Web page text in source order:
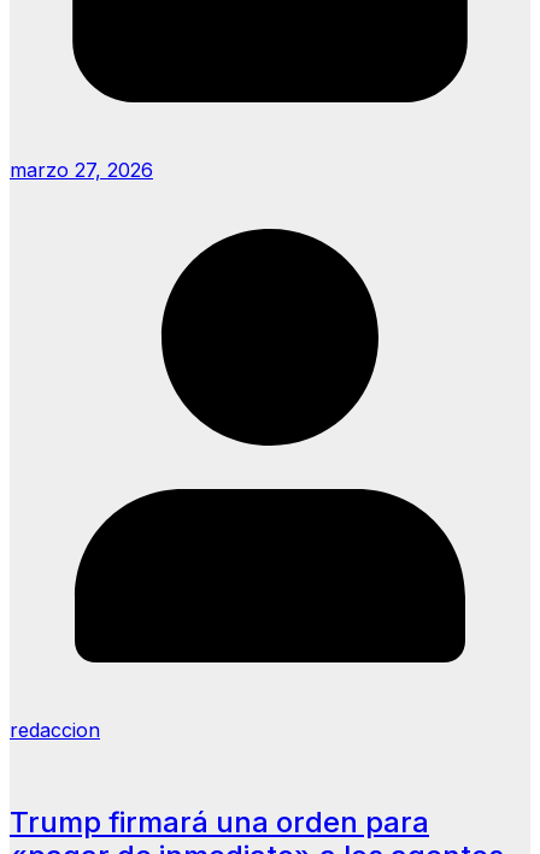
marzo 27, 2026
redaccion
Trump firmará una orden para